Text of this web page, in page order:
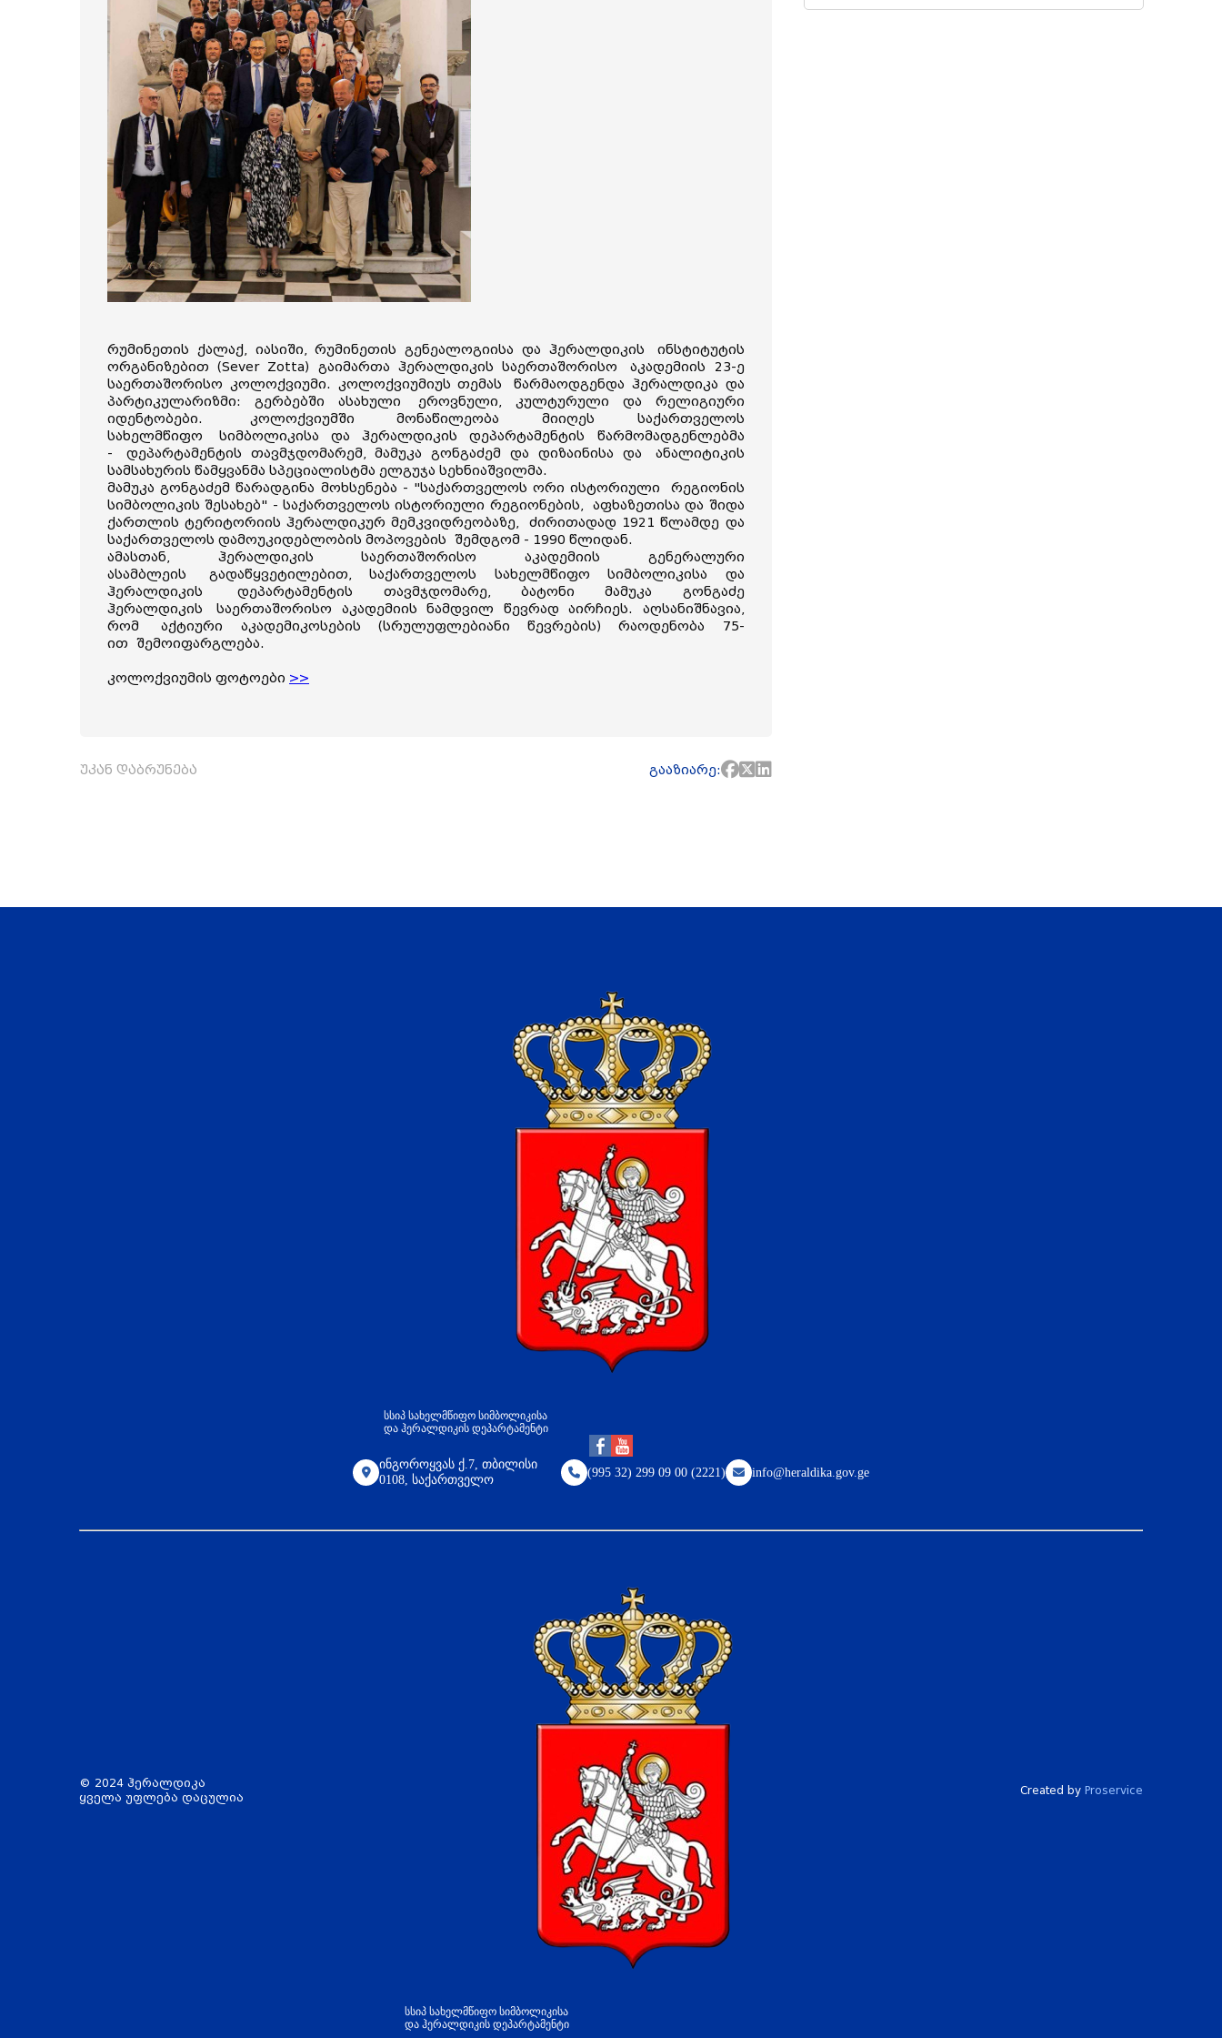
რუმინეთის ქალაქ, იასიში, რუმინეთის გენეალოგიისა და ჰერალდიკის ინსტიტუტის
ორგანიზებით (Sever Zotta) გაიმართა ჰერალდიკის საერთაშორისოაკადემიის 23-ე
საერთაშორისო კოლოქვიუმი. კოლოქვიუმიუს თემას წარმაოდგენდა ჰერალდიკა და
პარტიკულარიზმი: გერბებში ასახული ეროვნული, კულტურული და რელიგიური
იდენტობები. კოლოქვიუმში მონაწილეობა მიიღეს საქართველოს
სახელმწიფოსიმბოლიკისა და ჰერალდიკის დეპარტამენტის წარმომადგენლებმა
- დეპარტამენტის თავმჯდომარემ, მამუკა გონგაძემ და დიზაინისა და ანალიტიკის
სამსახურის წამყვანმა სპეციალისტმა ელგუჯა სეხნიაშვილმა.
მამუკა გონგაძემ წარადგინა მოხსენება - "საქართველოს ორი ისტორიული რეგიონის
სიმბოლიკის შესახებ" - საქართველოს ისტორიული რეგიონების, აფხაზეთისა და შიდა
ქართლის ტერიტორიის ჰერალდიკურ მემკვიდრეობაზე,ძირითადად 1921 წლამდე და
საქართველოს დამოუკიდებლობის მოპოვების შემდგომ - 1990 წლიდან.
ამასთან, ჰერალდიკის საერთაშორისო აკადემიის გენერალური
ასამბლეის გადაწყვეტილებით, საქართველოს სახელმწიფო სიმბოლიკისა და
ჰერალდიკისდეპარტამენტის თავმჯდომარე, ბატონი მამუკა გონგაძე
ჰერალდიკისსაერთაშორისო აკადემიის ნამდვილ წევრად აირჩიეს. აღსანიშნავია,
რომაქტიური აკადემიკოსების (სრულუფლებიანი წევრების) რაოდენობა 75-
ით შემოიფარგლება.
კოლოქვიუმის ფოტოები >>
უკან დაბრუნება გააზიარე:
დამტკიცდა საჯარო სამართლის
სსიპ სახელმწიფო სიმბოლიკისა
და ჰერალდიკის დეპარტამენტი
ინგოროყვას ქ.7, თბილისი
0108, საქართველო
(995 32) 299 09 00 (2221) info@heraldika.gov.ge
© 2024 ჰერალდიკა
ყველა უფლება დაცულია
სსიპ სახელმწიფო სიმბოლიკისა
და ჰერალდიკის დეპარტამენტი
Created by Proservice